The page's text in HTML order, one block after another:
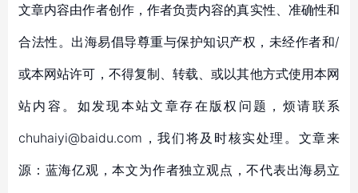
文章内容由作者创作，作者负责内容的真实性、准确性和
合法性。出海易倡导尊重与保护知识产权，未经作者和/
或本网站许可，不得复制、转载、或以其他方式使用本网
站内容。如发现本站文章存在版权问题，烦请联系
chuhaiyi@baidu.com，我们将及时核实处理。文章来
源：蓝海亿观，本文为作者独立观点，不代表出海易立